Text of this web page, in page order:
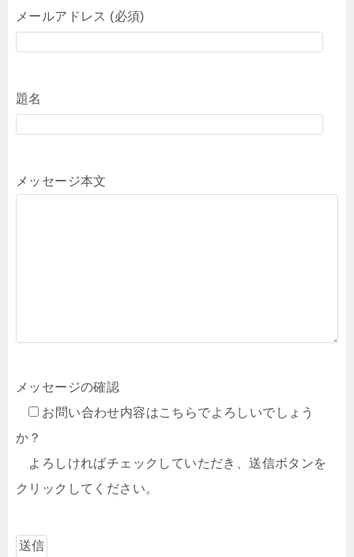
メールアドレス (必須)
題名
メッセージ本文
メッセージの確認
お問い合わせ内容はこちらでよろしいでしょう
か？
よろしければチェックしていただき、送信ボタンを
クリックしてください。